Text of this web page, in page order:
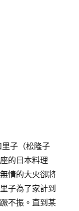
子（松隆子
的日本料理
情的大火卻將
子為了家計到
不振。直到某